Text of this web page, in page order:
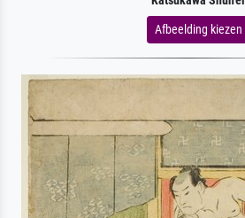
Afbeelding kiezen